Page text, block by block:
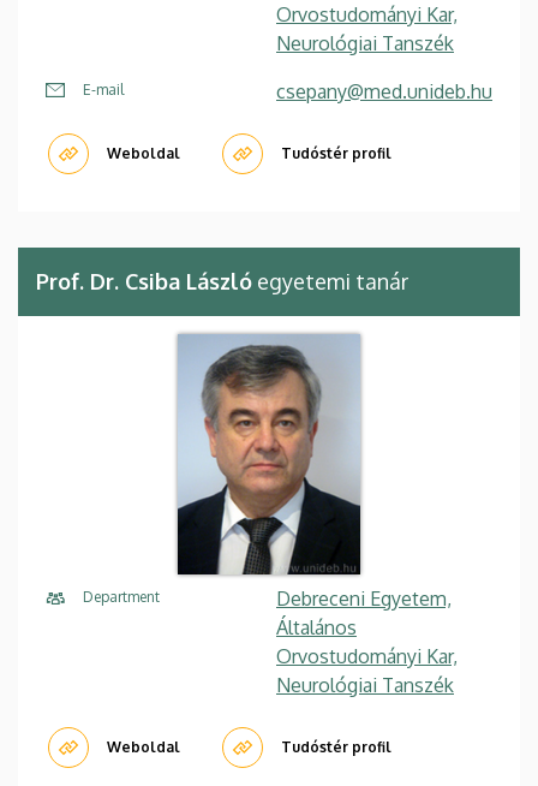
Orvostudományi Kar,
Neurológiai Tanszék
E-mail csepany@med.unideb.hu
Weboldal Tudóstér profil
Prof. Dr. Csiba László egyetemi tanár
Department
Debreceni Egyetem,
Általános
Orvostudományi Kar,
Neurológiai Tanszék
Weboldal Tudóstér profil